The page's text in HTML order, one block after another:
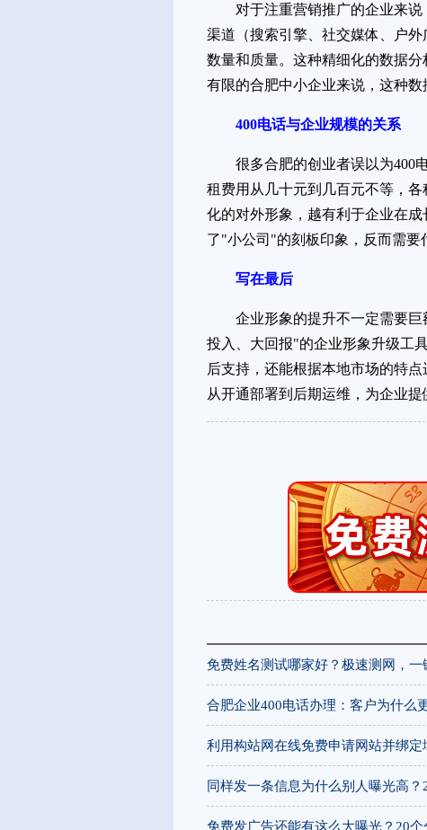
对于注重营销推广的企业来
渠道（搜索引擎、社交媒体、户
数量和质量。这种精细化的数据
有限的合肥中小企业来说，这种数
400电话与企业规模的关系
很多合肥的创业者误以为400
租费用从几十元到几百元不等，
化的对外形象，越有利于企业在
了"小公司"的刻板印象，反而需要
写在最后
企业形象的提升不一定需要
投入、大回报"的企业形象升级工
后支持，还能根据本地市场的特
从开通部署到后期运维，为企业
免费姓名测试哪家好？极速测网，
合肥企业400电话办理：客户为什么
利用构站网在线免费申请网站并绑定
同样发一条信息为什么别人曝光高
免费发广告还能有这么大曝光？20